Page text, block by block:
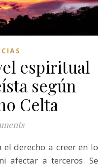
espiritual
según
Celta
afectar a terceros. Se